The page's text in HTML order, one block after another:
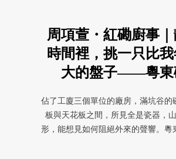
周項萱・紅磡廚事
時間裡，挑一只比
大的盤子——粵東
佔了工廈三個單位的廠房，滿坑谷的
板與天花板之間，所見全是瓷器，
形，能想見如何阻絕外來的聲響。粵